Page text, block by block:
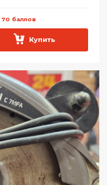
70 баллов
Купить